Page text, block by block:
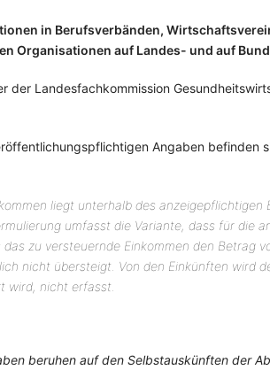
in Berufsverbänden,
Organisationen auf Landes- und auf
der Landesfachkommission
Angaben befinden
liegt unterhalb des
umfasst die Variante, dass für die
zu versteuernde Einkommen den Betrag
nicht übersteigt. Von den Einkünften wird
wird, nicht erfasst.
beruhen auf den Selbstauskünften der